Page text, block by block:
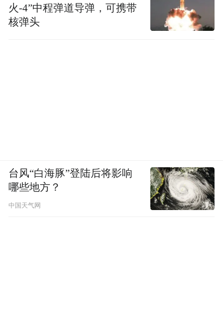
火-4”中程弹道导弹，可携带
核弹头
台风“白海豚”登陆后将影响
哪些地方？
中国天气网